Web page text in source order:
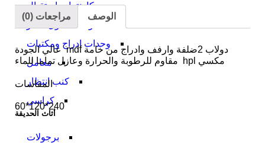
كاونترات استقبال
وحدات كول سنتر
وحدات ادراج ومكتبات
معامل
كنب انتظار
كراسي
أثاث الحديقة
برجولات
الوصف مراجعات (0)
دولاب 2ضلفة وارفف وادراج من خامة mdf عالي الجودة
مكسي hpl مقاوم للرطوبة والحرارة وعازل تماما للماء
المقاسات
240*120*60